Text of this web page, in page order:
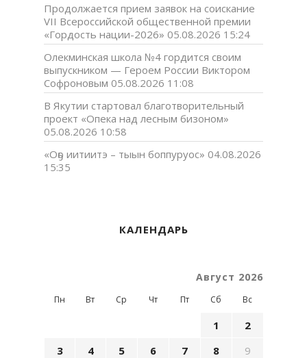
Продолжается прием заявок на соискание
VII Всероссийской общественной премии
«Гордость нации-2026» 05.08.2026 15:24
Олекминская школа №4 гордится своим
выпускником — Героем России Виктором
Софроновым 05.08.2026 11:08
В Якутии стартовал благотворительный
проект «Опека над лесным бизоном»
05.08.2026 10:58
«Оҕо иитиитэ – тыын боппуруос» 04.08.2026
15:35
КАЛЕНДАРЬ
Август 2026
Пн Вт Ср Чт Пт Сб Вс
1
2
3
4 5 6 7 8
9